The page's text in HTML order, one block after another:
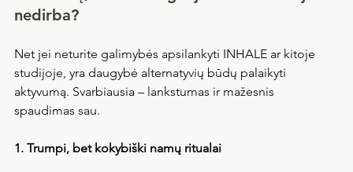
nedirba?
Net jei neturite galimybės apsilankyti INHALE ar kitoje
studijoje, yra daugybė alternatyvių būdų palaikyti
aktyvumą. Svarbiausia – lankstumas ir mažesnis
spaudimas sau.
1. Trumpi, bet kokybiški namų ritualai